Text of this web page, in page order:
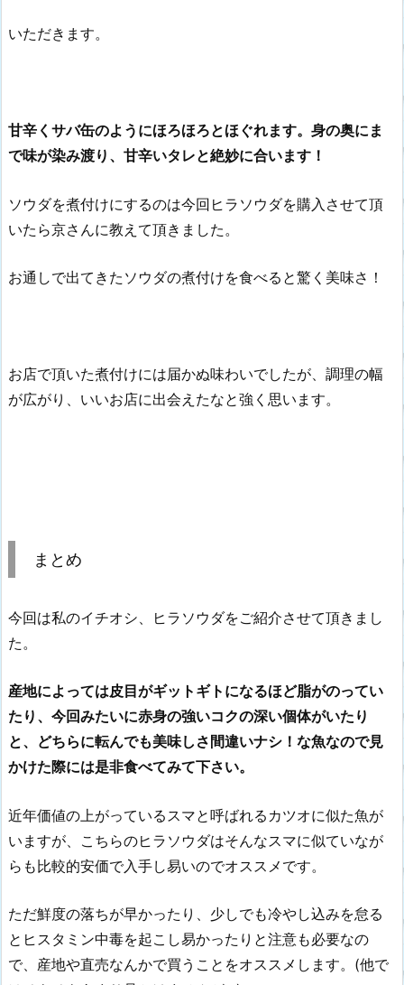
いただきます。
甘辛くサバ缶のようにほろほろとほぐれます。 身の奥にま
で味が染み渡り、甘辛いタレと絶妙に合います！
ソウダを煮付けにするのは今回ヒラソウダを購入させて頂
いたら京さんに教えて頂きました。
お通しで出てきたソウダの煮付けを食べると驚く美味さ！
お店で頂いた煮付けには届かぬ味わいでしたが、調理の幅
が広がり、いいお店に出会えたなと強く思います。
まとめ
今回は私のイチオシ、ヒラソウダをご紹介させて頂きまし
た。
産地によっては皮目がギットギトになるほど脂がのってい
たり、今回みたいに赤身の強いコクの深い個体がいたり
と、どちらに転んでも美味しさ間違いナシ！な魚なので見
かけた際には是非食べてみて下さい。
近年価値の上がっているスマと呼ばれるカツオに似た魚が
いますが、こちらのヒラソウダはそんなスマに似ていなが
らも比較的安価で入手し易いのでオススメです。
ただ鮮度の落ちが早かったり、少しでも冷やし込みを怠る
とヒスタミン中毒を起こし易かったりと注意も必要なの
で、産地や直売なんかで買うことをオススメします。(他で